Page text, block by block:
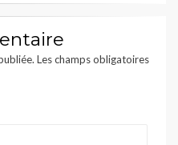
Les champs obligatoires